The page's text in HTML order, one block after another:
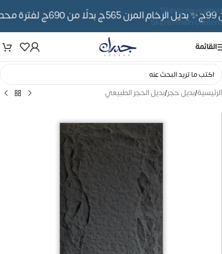
Skip to navigation
Skip to main content
✨ بديل الرخام المرن 565ج بدلًا من 690ج لفترة محدوده
القائمة
الرئيسية/بديل حجر/بديل الحجر الطبيعي